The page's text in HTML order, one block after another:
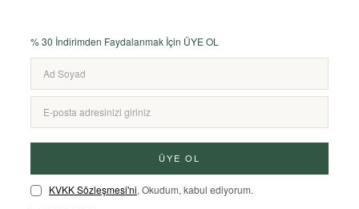
% 30 İndirimden Faydalanmak İçin ÜYE OL
ÜYE OL
KVKK Sözleşmesi'ni, Okudum, kabul ediyorum.